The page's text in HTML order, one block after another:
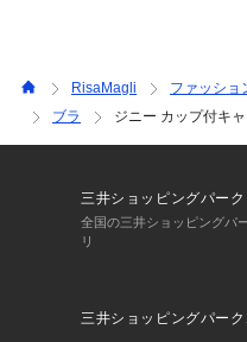
L：バスト 86～94cm（総丈
＜商品仕様＞
・身生地の伸縮性：あり
・取り外し可能薄手カップ
・64590 ブラジャー（B・C
RisaMagli ファッショ
ブラ
ジニー カップ付キ
三井ショッピングパーク
全国の三井ショッピングパ
リ
三井ショッピングパーク